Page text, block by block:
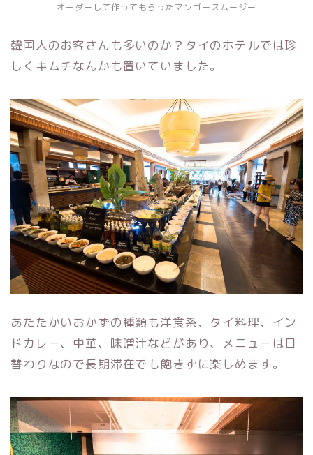
オーダーして作ってもらったマンゴースムージー
韓国人のお客さんも多いのか？タイのホテルでは珍
しくキムチなんかも置いていました。
あたたかいおかずの種類も洋食系、タイ料理、イン
ドカレー、中華、味噌汁などがあり、メニューは日
替わりなので長期滞在でも飽きずに楽しめます。